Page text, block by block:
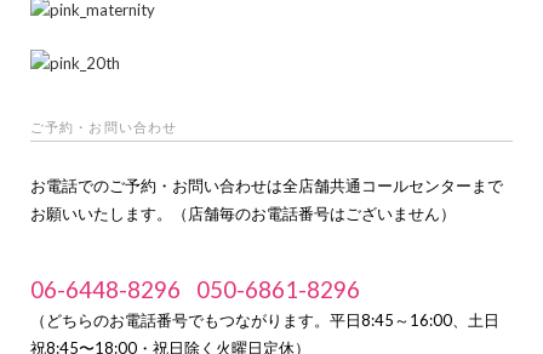
ご予約・お問い合わせ
お電話でのご予約・お問い合わせは全店舗共通コールセンターまで
お願いいたします。（店舗毎のお電話番号はございません）
06-6448-8296 050-6861-8296
（どちらのお電話番号でもつながります。平日8:45～16:00、土日
祝8:45〜18:00・祝日除く火曜日定休）